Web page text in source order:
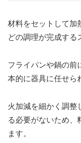
材料をセットして加
どの調理が完成する
フライパンや鍋の前
本的に器具に任せら
火加減を細かく調整
る必要がないため、
ます。